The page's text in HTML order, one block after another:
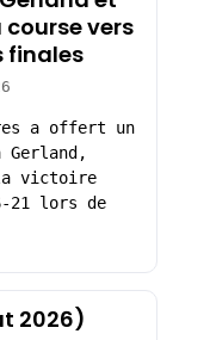
vers
finales
a offert un
victoire
21 lors de
2026)